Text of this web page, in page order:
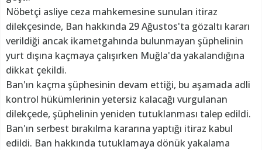
Nöbetçi asliye ceza mahkemesine sunulan itiraz
dilekçesinde, Ban hakkında 29 Ağustos'ta gözaltı kararı
verildiği ancak ikametgahında bulunmayan şüphelinin
yurt dışına kaçmaya çalışırken Muğla'da yakalandığına
dikkat çekildi.
Ban'ın kaçma şüphesinin devam ettiği, bu aşamada adli
kontrol hükümlerinin yetersiz kalacağı vurgulanan
dilekçede, şüphelinin yeniden tutuklanması talep edildi.
Ban'ın serbest bırakılma kararına yaptığı itiraz kabul
edildi. Ban hakkında tutuklamaya dönük yakalama